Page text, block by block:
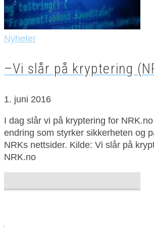
Nyheter
–Vi slår på kryptering
1. juni 2016
I dag slår vi på kryptering for
endring som styrker sikkerheten og
NRKs nettsider. Kilde: Vi slår på
NRK.no